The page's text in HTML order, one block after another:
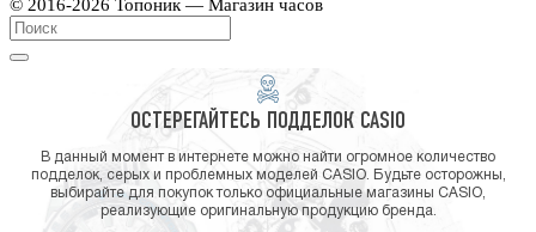
© 2016-2026 Топоник — Магазин часов
ОСТЕРЕГАЙТЕСЬ ПОДДЕЛОК CASIO
В данный момент в интернете можно найти огромное количество
подделок, серых и проблемных моделей CASIO. Будьте осторожны,
выбирайте для покупок только официальные магазины CASIO,
реализующие оригинальную продукцию бренда.